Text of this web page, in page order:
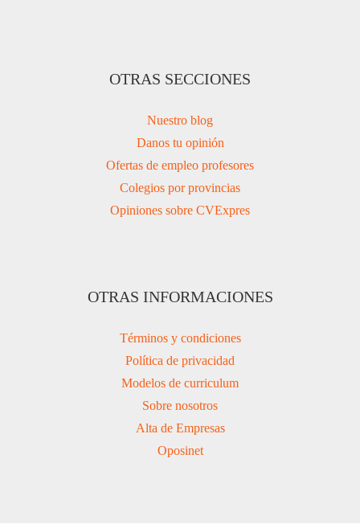
OTRAS SECCIONES
Nuestro blog
Danos tu opinión
Ofertas de empleo profesores
Colegios por provincias
Opiniones sobre CVExpres
OTRAS INFORMACIONES
Términos y condiciones
Política de privacidad
Modelos de curriculum
Sobre nosotros
Alta de Empresas
Oposinet